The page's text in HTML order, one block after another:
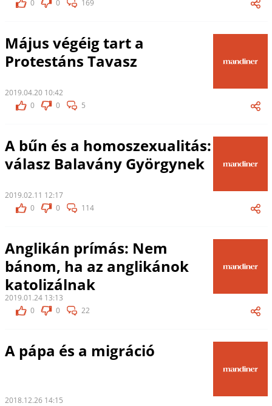
0
0 169
Május végéig tart a
Protestáns Tavasz
2019.04.20 10:42
0
0 5
A bűn és a homoszexualitás:
válasz Balavány Györgynek
2019.02.11 12:17
0
0 114
Anglikán prímás: Nem
bánom, ha az anglikánok
katolizálnak
2019.01.24 13:13
0
0 22
A pápa és a migráció
2018.12.26 14:15